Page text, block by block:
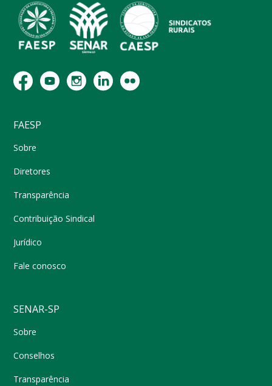
FAESP
Sobre
Diretores
Transparência
Contribuição Sindical
Jurídico
Fale conosco
SENAR-SP
Sobre
Conselhos
Transparência